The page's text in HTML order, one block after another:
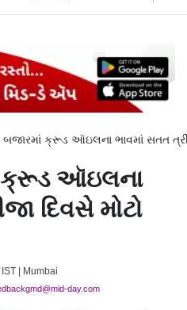
બજારમાં ક્રૂડ ઑઇલના ભાવમાં સતત
ક્રૂડ ઑઇલના
દિવસે મોટો
| Mumbai
day.com